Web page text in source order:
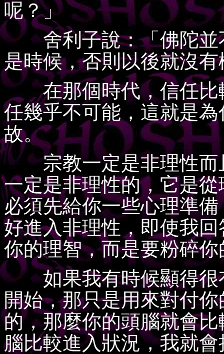
呢？」
舍利子說：「佛陀並
是時候，否則以後就沒
在那個時代，信任比
任幾乎不可能，這就是
故。
宗教一定是非理性而
一定是非理性的，它是
必須先給你一些心理準
好進入非理性，即使我
你的理智，而是要粉碎
如果我有時候顯得很
開始，那只是用來對付
的，那麼你的頭腦就會
腦比較進入狀況，我就